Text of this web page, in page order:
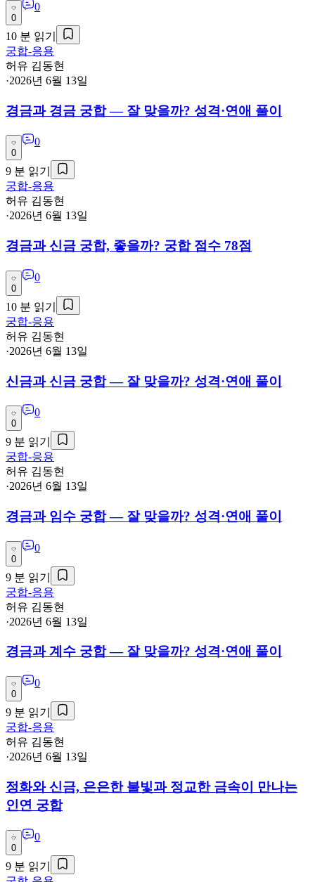
0
0
10 분 읽기
궁합-응용
허유 김동현
·2026년 6월 13일
경금과 경금 궁합 — 잘 맞을까? 성격·연애 풀이
0
0
9 분 읽기
궁합-응용
허유 김동현
·2026년 6월 13일
경금과 신금 궁합, 좋을까? 궁합 점수 78점
0
0
10 분 읽기
궁합-응용
허유 김동현
·2026년 6월 13일
신금과 신금 궁합 — 잘 맞을까? 성격·연애 풀이
0
0
9 분 읽기
궁합-응용
허유 김동현
·2026년 6월 13일
경금과 임수 궁합 — 잘 맞을까? 성격·연애 풀이
0
0
9 분 읽기
궁합-응용
허유 김동현
·2026년 6월 13일
경금과 계수 궁합 — 잘 맞을까? 성격·연애 풀이
0
0
9 분 읽기
궁합-응용
허유 김동현
·2026년 6월 13일
정화와 신금, 은은한 불빛과 정교한 금속이 만나는
인연 궁합
0
0
9 분 읽기